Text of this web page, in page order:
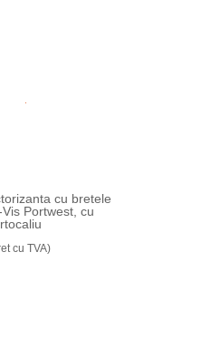
cu bretele
Portwest, cu
cu TVA)